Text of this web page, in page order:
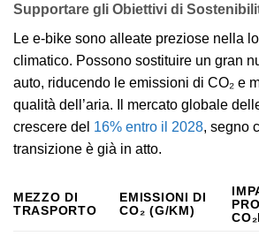
Supportare gli Obiettivi di
Le e-bike sono alleate preziose nella
climatico. Possono sostituire un gran
auto, riducendo le emissioni di CO₂ e
qualità dell’aria. Il mercato globale
crescere del 16% entro il 2028, segno
transizione è già in atto.
MEZZO DI
TRASPORTO
EMISSIONI DI
CO₂ (G/KM)